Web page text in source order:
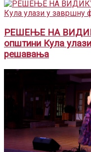
РЕШЕЊЕ НА
општини Кула
решавања